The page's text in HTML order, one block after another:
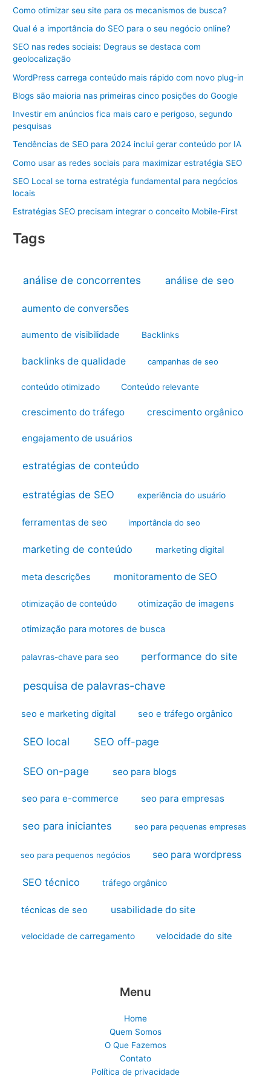
Como otimizar seu site para os mecanismos de busca?
Qual é a importância do SEO para o seu negócio online?
SEO nas redes sociais: Degraus se destaca com
geolocalização
WordPress carrega conteúdo mais rápido com novo plug-in
Blogs são maioria nas primeiras cinco posições do Google
Investir em anúncios fica mais caro e perigoso, segundo
pesquisas
Tendências de SEO para 2024 inclui gerar conteúdo por IA
Como usar as redes sociais para maximizar estratégia SEO
SEO Local se torna estratégia fundamental para negócios
locais
Estratégias SEO precisam integrar o conceito Mobile-First
Tags
análise de concorrentes análise de seo
aumento de conversões
aumento de visibilidade Backlinks
backlinks de qualidade campanhas de seo
conteúdo otimizado Conteúdo relevante
crescimento do tráfego crescimento orgânico
engajamento de usuários
estratégias de conteúdo
estratégias de SEO experiência do usuário
ferramentas de seo importância do seo
marketing de conteúdo marketing digital
meta descrições monitoramento de SEO
otimização de conteúdo otimização de imagens
otimização para motores de busca
palavras-chave para seo performance do site
pesquisa de palavras-chave
seo e marketing digital seo e tráfego orgânico
SEO local SEO off-page
SEO on-page seo para blogs
seo para e-commerce seo para empresas
seo para iniciantes seo para pequenas empresas
seo para pequenos negócios seo para wordpress
SEO técnico tráfego orgânico
técnicas de seo usabilidade do site
velocidade de carregamento velocidade do site
Menu
Home
Quem Somos
O Que Fazemos
Contato
Política de privacidade